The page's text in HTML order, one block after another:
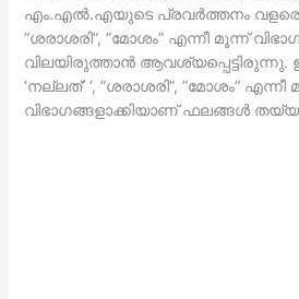
എം.എല്‍.എയുടെ പ്രവര്‍ത്തനം വളരെ
”ശരാശരി”, ”മോശം” എന്നീ മൂന്ന്
വിലയിരുത്താന്‍ ആവശ്യപ്പെട്ടിരുന്നു.
‘നല്ലത്’ ‘, ”ശരാശരി”, ”മോശം” എന്നീ
വിഭാഗങ്ങളാക്കിയാണ് ഫലങ്ങള്‍